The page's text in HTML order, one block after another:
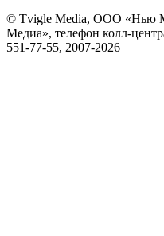
© Tvigle Media, ООО «Нью
Медиа», телефон колл-
551-77-55, 2007-2026